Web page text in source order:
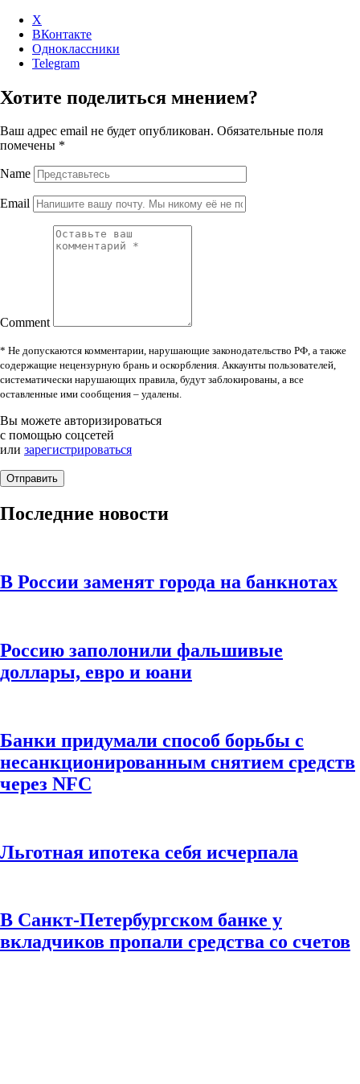
X
ВКонтакте
Одноклассники
Telegram
Хотите поделиться мнением?
Ваш адрес email не будет опубликован. Обязательные поля
помечены *
Name
Email
Comment
* Не допускаются комментарии, нарушающие законодательство РФ, а также
содержащие нецензурную брань и оскорбления. Аккаунты пользователей,
систематически нарушающих правила, будут заблокированы, а все
оставленные ими сообщения – удалены.
Вы можете авторизироваться
с помощью соцсетей
или зарегистрироваться
Последние новости
В России заменят города на банкнотах
Россию заполонили фальшивые
доллары, евро и юани
Банки придумали способ борьбы с
несанкционированным снятием средств
через NFC
Льготная ипотека себя исчерпала
В Санкт-Петербургском банке у
вкладчиков пропали средства со счетов